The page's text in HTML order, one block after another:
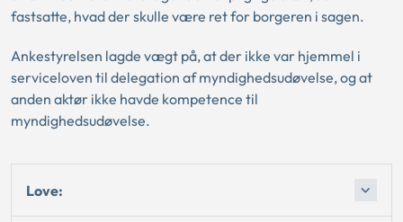
fastsatte, hvad der skulle være ret for borgeren i sagen.
Ankestyrelsen lagde vægt på, at der ikke var hjemmel i
serviceloven til delegation af myndighedsudøvelse, og at
anden aktør ikke havde kompetence til
myndighedsudøvelse.
Love: